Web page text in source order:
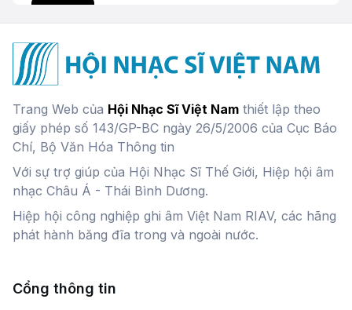
Hoàng Hồng Ngọc
Mưa Xuân
Vũ Thắng Lợi
Trang Web của Hội Nhạc Sĩ Việt Nam thiết lập theo
giấy phép số 143/GP-BC ngày 26/5/2006 của Cục Báo
Chí, Bộ Văn Hóa Thông tin
Với sự trợ giúp của Hội Nhạc Sĩ Thế Giới, Hiệp hội âm
nhạc Châu Á - Thái Bình Dương.
Hiệp hội công nghiệp ghi âm Việt Nam RIAV, các hãng
phát hành băng đĩa trong và ngoài nước.
Cổng thông tin